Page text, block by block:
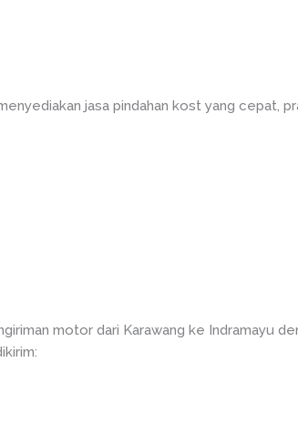
jasa pindahan kost yang cepat,
motor dari Karawang ke Indramayu